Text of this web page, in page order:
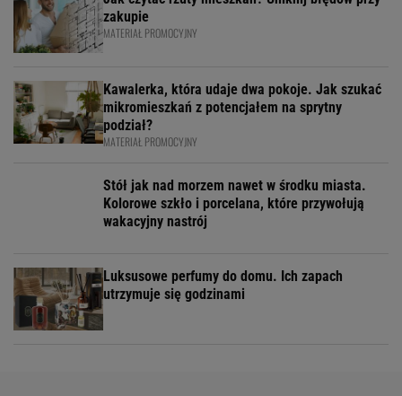
zakupie
MATERIAŁ PROMOCYJNY
Kawalerka, która udaje dwa pokoje. Jak szukać
mikromieszkań z potencjałem na sprytny
podział?
MATERIAŁ PROMOCYJNY
Stół jak nad morzem nawet w środku miasta.
Kolorowe szkło i porcelana, które przywołują
wakacyjny nastrój
Luksusowe perfumy do domu. Ich zapach
utrzymuje się godzinami